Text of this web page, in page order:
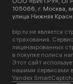
105066, г. Москва,
улица Нижняя
bip.ru не является
страхования.
лицензированных
в покупке полиса
Этот сайт
нашими сервисами
Yandex